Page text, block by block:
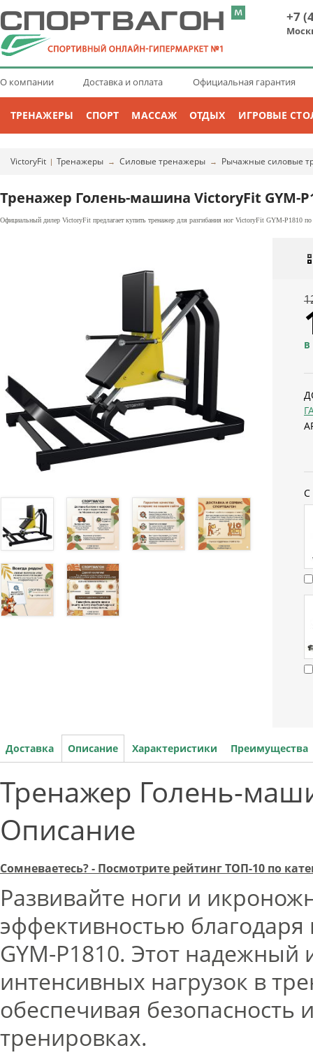
+7
О компании Доставка и оплата Официальная гарантия
ТРЕНАЖЕРЫ СПОРТ МАССАЖ ОТДЫХ ИГРОВЫЕ
VictoryFit | Тренажеры → Силовые тренажеры → Рычажные силовые
Тренажер Голень-машина VictoryFit GYM-
Официальный дилер VictoryFit предлагает купить тренажер для разгибания ног VictoryFit GYM-P1810
С
Доставка Описание Характеристики Преимущества
Тренажер Голень-
Описание
Сомневаетесь? - Посмотрите рейтинг ТОП-10 по
Развивайте ноги и
эффективностью
GYM-P1810. Этот надежный
интенсивных нагрузок в
обеспечивая
тренировках.